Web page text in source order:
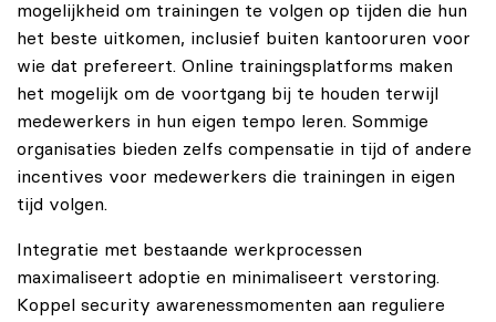
mogelijkheid om trainingen te volgen op tijden die hun
het beste uitkomen, inclusief buiten kantooruren voor
wie dat prefereert. Online trainingsplatforms maken
het mogelijk om de voortgang bij te houden terwijl
medewerkers in hun eigen tempo leren. Sommige
organisaties bieden zelfs compensatie in tijd of andere
incentives voor medewerkers die trainingen in eigen
tijd volgen.
Integratie met bestaande werkprocessen
maximaliseert adoptie en minimaliseert verstoring.
Koppel security awarenessmomenten aan reguliere